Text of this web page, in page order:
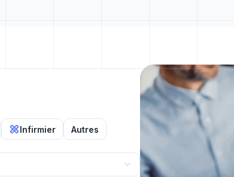
Infirmier
Autres